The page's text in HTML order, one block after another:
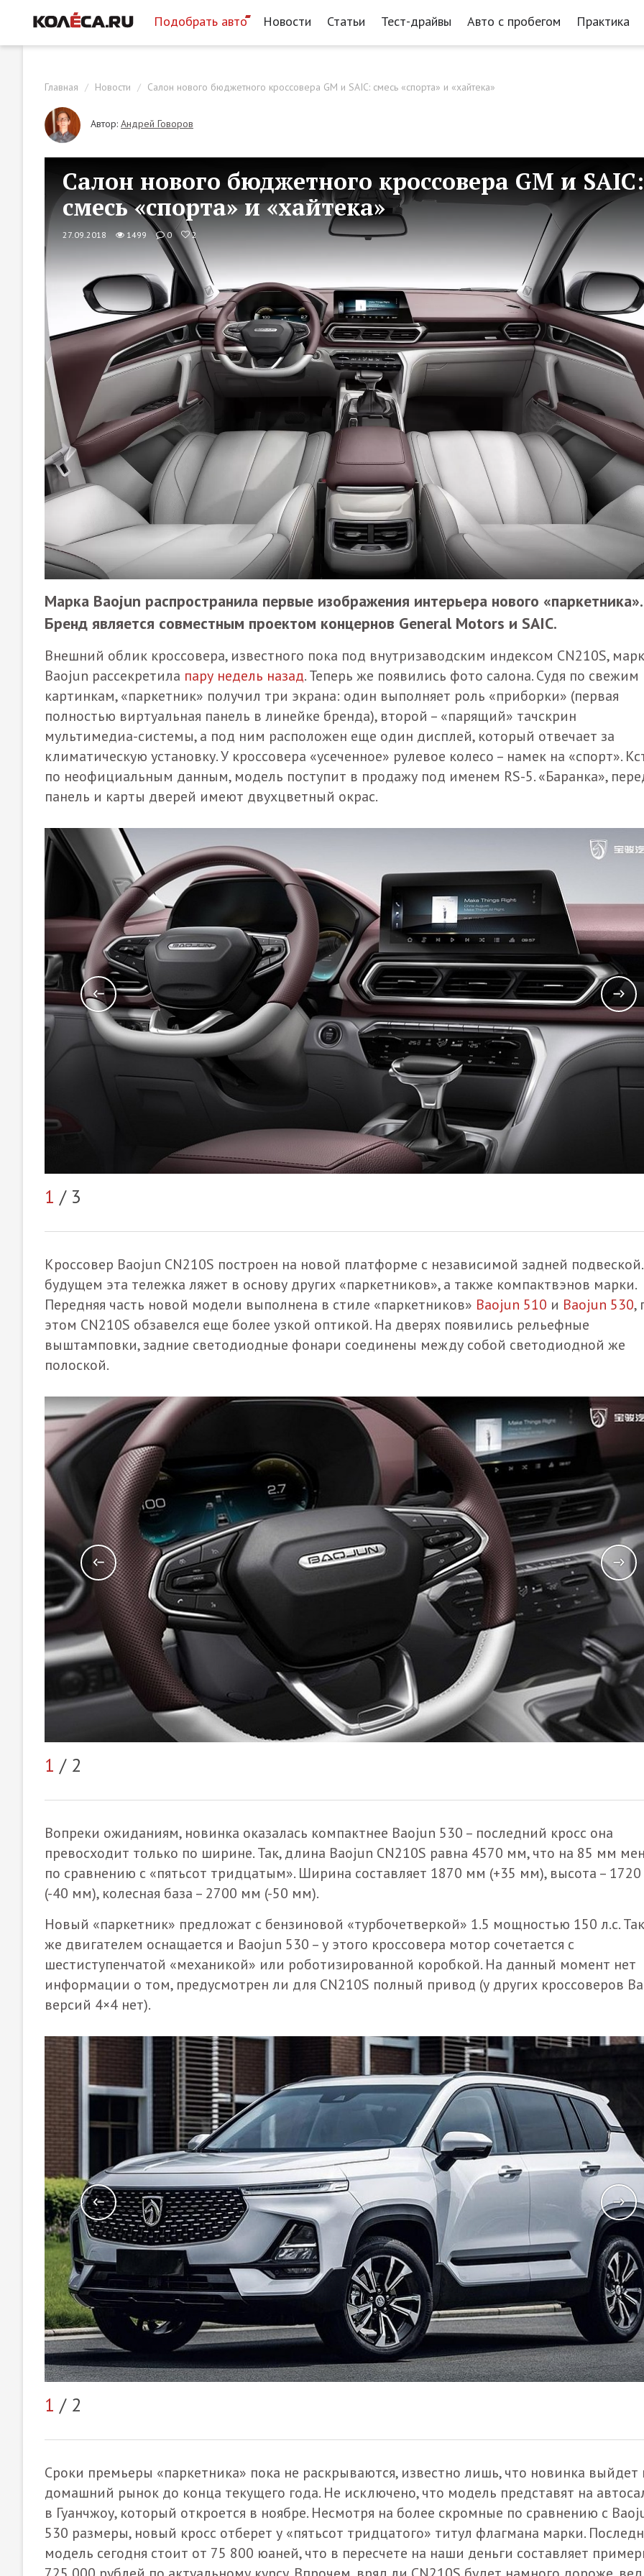
Подобрать авто Новости Статьи Тест-драйвы Авто с пробегом Практика
Главная Новости Салон нового бюджетного кроссовера GM и SAIC: смесь «спорта» и «хайтека»
Автор: Андрей Говоров
Салон нового бюджетного кроссовера GM и SAIC:
смесь «спорта» и «хайтека»
27.09.2018 1499 0 2
Марка Baojun распространила первые изображения интерьера нового «паркетника».
Бренд является совместным проектом концернов General Motors и SAIC.
Внешний облик кроссовера, известного пока под внутризаводским индексом CN210S,
Baojun рассекретила пару недель назад. Теперь же появились фото салона. Судя по свежим
картинкам, «паркетник» получил три экрана: один выполняет роль «приборки» (первая
полностью виртуальная панель в линейке бренда), второй – «парящий» тачскрин
мультимедиа-системы, а под ним расположен еще один дисплей, который отвечает за
климатическую установку. У кроссовера «усеченное» рулевое колесо – намек на «спорт».
по неофициальным данным, модель поступит в продажу под именем RS-5. «Баранка»,
панель и карты дверей имеют двухцветный окрас.
1 / 3
Кроссовер Baojun CN210S построен на новой платформе с независимой задней
будущем эта тележка ляжет в основу других «паркетников», а также компактвэнов марки.
Передняя часть новой модели выполнена в стиле «паркетников» Baojun 510 и Baojun 530,
этом CN210S обзавелся еще более узкой оптикой. На дверях появились рельефные
выштамповки, задние светодиодные фонари соединены между собой светодиодной же
полоской.
1 / 2
Вопреки ожиданиям, новинка оказалась компактнее Baojun 530 – последний кросс она
превосходит только по ширине. Так, длина Baojun CN210S равна 4570 мм, что на 85 мм
по сравнению с «пятьсот тридцатым». Ширина составляет 1870 мм (+35 мм), высота –
(-40 мм), колесная база – 2700 мм (-50 мм).
Новый «паркетник» предложат с бензиновой «турбочетверкой» 1.5 мощностью 150 л.с.
же двигателем оснащается и Baojun 530 – у этого кроссовера мотор сочетается с
шестиступенчатой «механикой» или роботизированной коробкой. На данный момент нет
информации о том, предусмотрен ли для CN210S полный привод (у других кроссоверов
версий 4×4 нет).
1 / 2
Сроки премьеры «паркетника» пока не раскрываются, известно лишь, что новинка выйдет
домашний рынок до конца текущего года. Не исключено, что модель представят на
в Гуанчжоу, который откроется в ноябре. Несмотря на более скромные по сравнению с
530 размеры, новый кросс отберет у «пятьсот тридцатого» титул флагмана марки.
модель сегодня стоит от 75 800 юаней, что в пересчете на наши деньги составляет